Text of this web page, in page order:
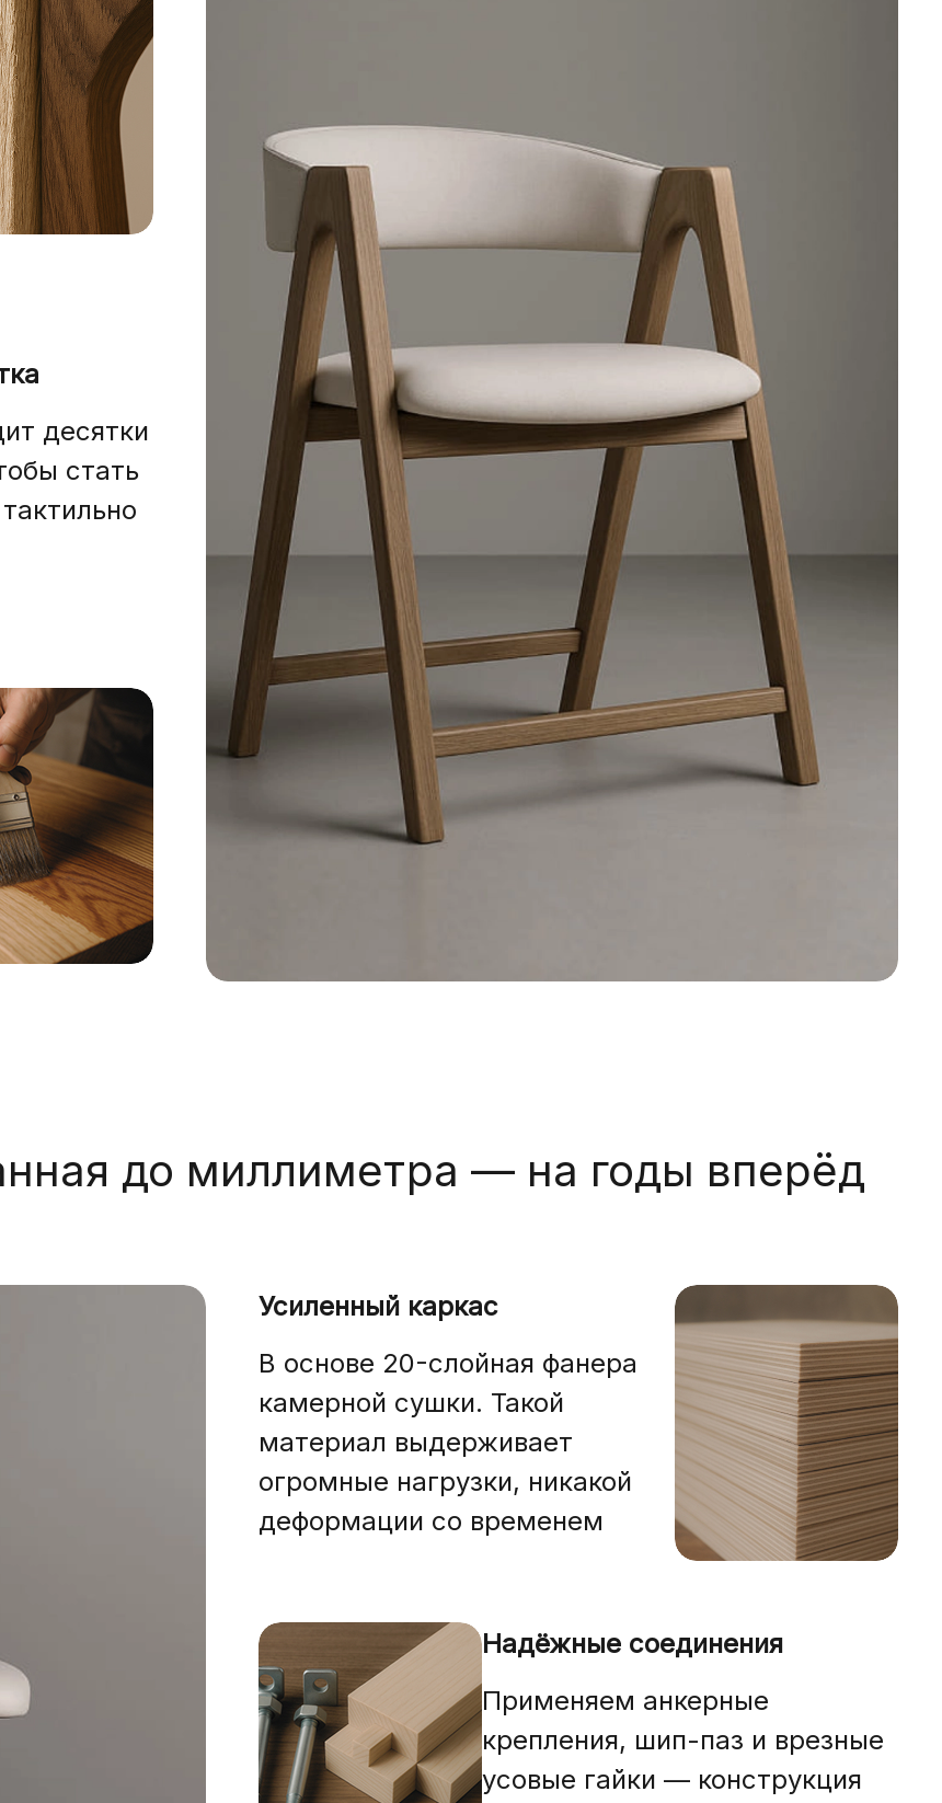
десятки
стать
до миллиметра — на годы вперёд
Усиленный каркас
В основе 20-слойная фанера
камерной сушки. Такой
материал выдерживает
огромные нагрузки, никакой
деформации со временем
Надёжные соединения
Применяем анкерные
крепления, шип-паз и врезные
усовые гайки — конструкция